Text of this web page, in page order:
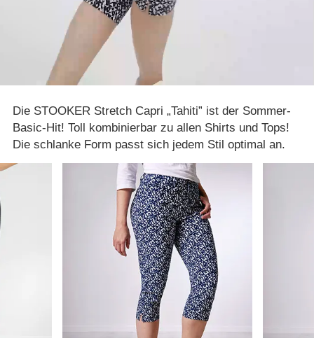
Die STOOKER Stretch Capri „Tahiti” ist der Sommer-
Basic-Hit! Toll kombinierbar zu allen Shirts und Tops!
Die schlanke Form passt sich jedem Stil optimal an.